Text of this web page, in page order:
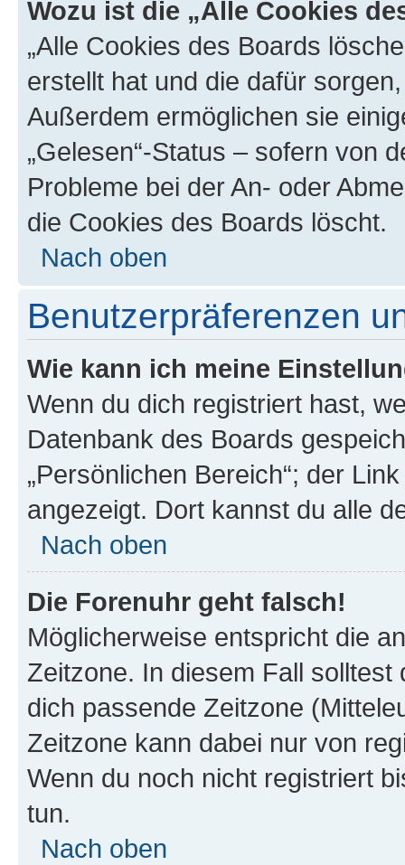
Wozu ist die „Alle Cookies
„Alle Cookies des Boards
erstellt hat und die dafür
Außerdem ermöglichen sie
„Gelesen“-Status – sofern von
Probleme bei der An- oder
die Cookies des Boards löscht.
Nach oben
Benutzerpräferenzen
Wie kann ich meine
Wenn du dich registriert hast,
Datenbank des Boards
„Persönlichen Bereich“; der
angezeigt. Dort kannst du alle
Nach oben
Die Forenuhr geht falsch!
Möglicherweise entspricht die
Zeitzone. In diesem Fall solltest
dich passende Zeitzone
Zeitzone kann dabei nur von
Wenn du noch nicht registriert
tun.
Nach oben